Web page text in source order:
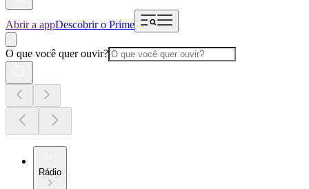
Abrir a appDescobrir o Prime
O que você quer ouvir?
Rádio